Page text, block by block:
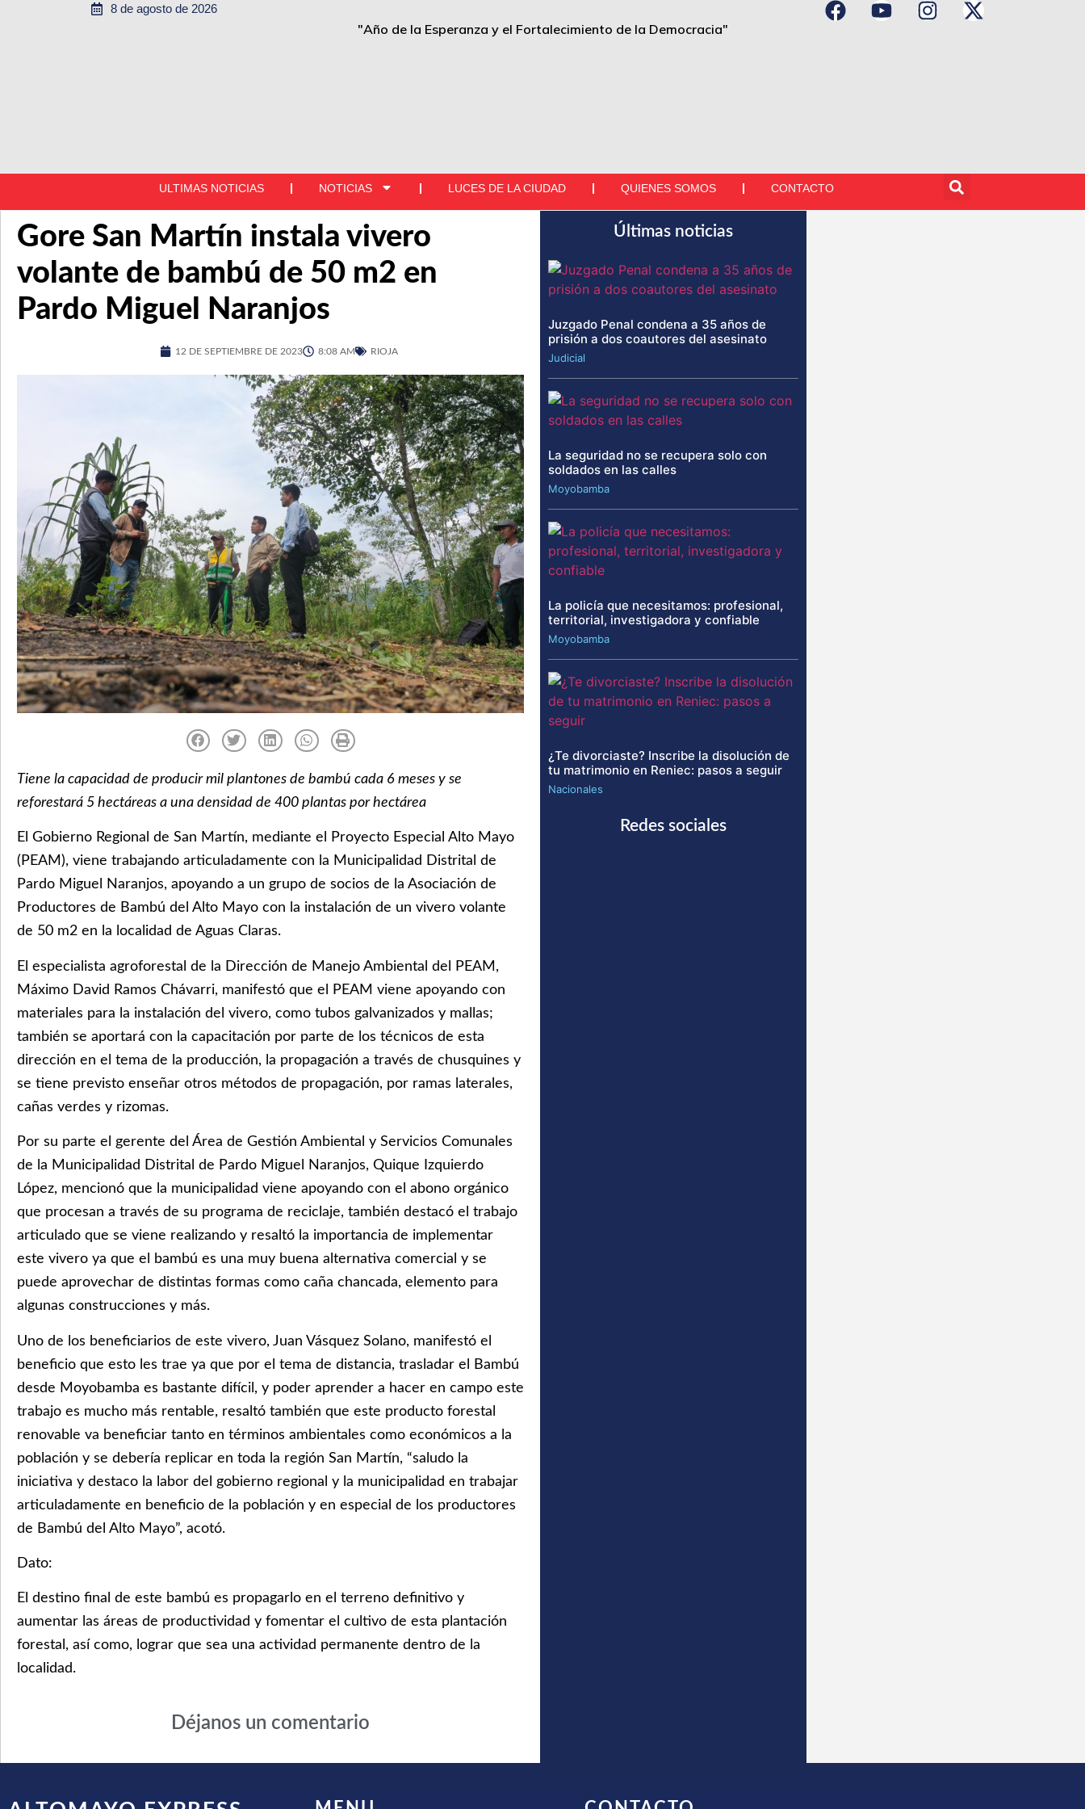
8 de agosto de 2026
"Año de la Esperanza y el Fortalecimiento de la Democracia"
ULTIMAS NOTICIAS NOTICIAS LUCES DE LA CIUDAD QUIENES SOMOS CONTACTO
Gore San Martín instala vivero
volante de bambú de 50 m2 en
Pardo Miguel Naranjos
12 DE SEPTIEMBRE DE 2023 8:08 AM RIOJA
Tiene la capacidad de producir mil plantones de bambú cada 6 meses y se
reforestará 5 hectáreas a una densidad de 400 plantas por hectárea
El Gobierno Regional de San Martín, mediante el Proyecto Especial Alto Mayo
(PEAM), viene trabajando articuladamente con la Municipalidad Distrital de
Pardo Miguel Naranjos, apoyando a un grupo de socios de la Asociación de
Productores de Bambú del Alto Mayo con la instalación de un vivero volante
de 50 m2 en la localidad de Aguas Claras.
El especialista agroforestal de la Dirección de Manejo Ambiental del PEAM,
Máximo David Ramos Chávarri, manifestó que el PEAM viene apoyando con
materiales para la instalación del vivero, como tubos galvanizados y mallas;
también se aportará con la capacitación por parte de los técnicos de esta
dirección en el tema de la producción, la propagación a través de chusquines y
se tiene previsto enseñar otros métodos de propagación, por ramas laterales,
cañas verdes y rizomas.
Por su parte el gerente del Área de Gestión Ambiental y Servicios Comunales
de la Municipalidad Distrital de Pardo Miguel Naranjos, Quique Izquierdo
López, mencionó que la municipalidad viene apoyando con el abono orgánico
que procesan a través de su programa de reciclaje, también destacó el trabajo
articulado que se viene realizando y resaltó la importancia de implementar
este vivero ya que el bambú es una muy buena alternativa comercial y se
puede aprovechar de distintas formas como caña chancada, elemento para
algunas construcciones y más.
Uno de los beneficiarios de este vivero, Juan Vásquez Solano, manifestó el
beneficio que esto les trae ya que por el tema de distancia, trasladar el Bambú
desde Moyobamba es bastante difícil, y poder aprender a hacer en campo este
trabajo es mucho más rentable, resaltó también que este producto forestal
renovable va beneficiar tanto en términos ambientales como económicos a la
población y se debería replicar en toda la región San Martín, “saludo la
iniciativa y destaco la labor del gobierno regional y la municipalidad en trabajar
articuladamente en beneficio de la población y en especial de los productores
de Bambú del Alto Mayo”, acotó.
Dato:
El destino final de este bambú es propagarlo en el terreno definitivo y
aumentar las áreas de productividad y fomentar el cultivo de esta plantación
forestal, así como, lograr que sea una actividad permanente dentro de la
localidad.
Déjanos un comentario
Últimas noticias
Juzgado Penal condena a 35 años de
prisión a dos coautores del asesinato
Judicial
La seguridad no se recupera solo con
soldados en las calles
Moyobamba
La policía que necesitamos: profesional,
territorial, investigadora y confiable
Moyobamba
¿Te divorciaste? Inscribe la disolución de
tu matrimonio en Reniec: pasos a seguir
Nacionales
Redes sociales